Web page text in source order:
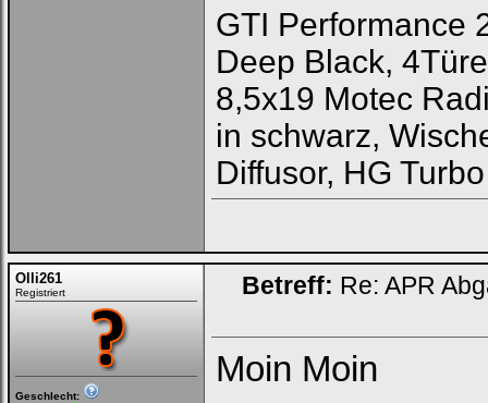
GTI Performance
Deep Black,
8,5x19 Motec
in schwarz,
Diffusor, HG
Olli261
Registriert
Geschlecht:
Betreff: Re: APR
Moin Moin